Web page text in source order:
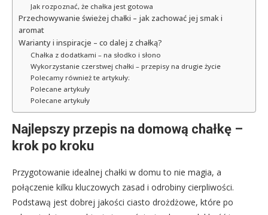
Jak rozpoznać, że chałka jest gotowa
Przechowywanie świeżej chałki – jak zachować jej smak i
aromat
Warianty i inspiracje – co dalej z chałką?
Chałka z dodatkami – na słodko i słono
Wykorzystanie czerstwej chałki – przepisy na drugie życie
Polecamy również te artykuły:
Polecane artykuły
Polecane artykuły
Najlepszy przepis na domową chałkę –
krok po kroku
Przygotowanie idealnej chałki w domu to nie magia, a
połączenie kilku kluczowych zasad i odrobiny cierpliwości.
Podstawą jest dobrej jakości ciasto drożdżowe, które po